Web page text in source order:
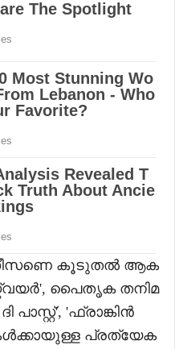
കൂടുതൽ ആക
പൈതൃക തനിമ
പാസ്റ്റ്', 'ഫ്രാങ്കിൻ
പ്രത്യേക